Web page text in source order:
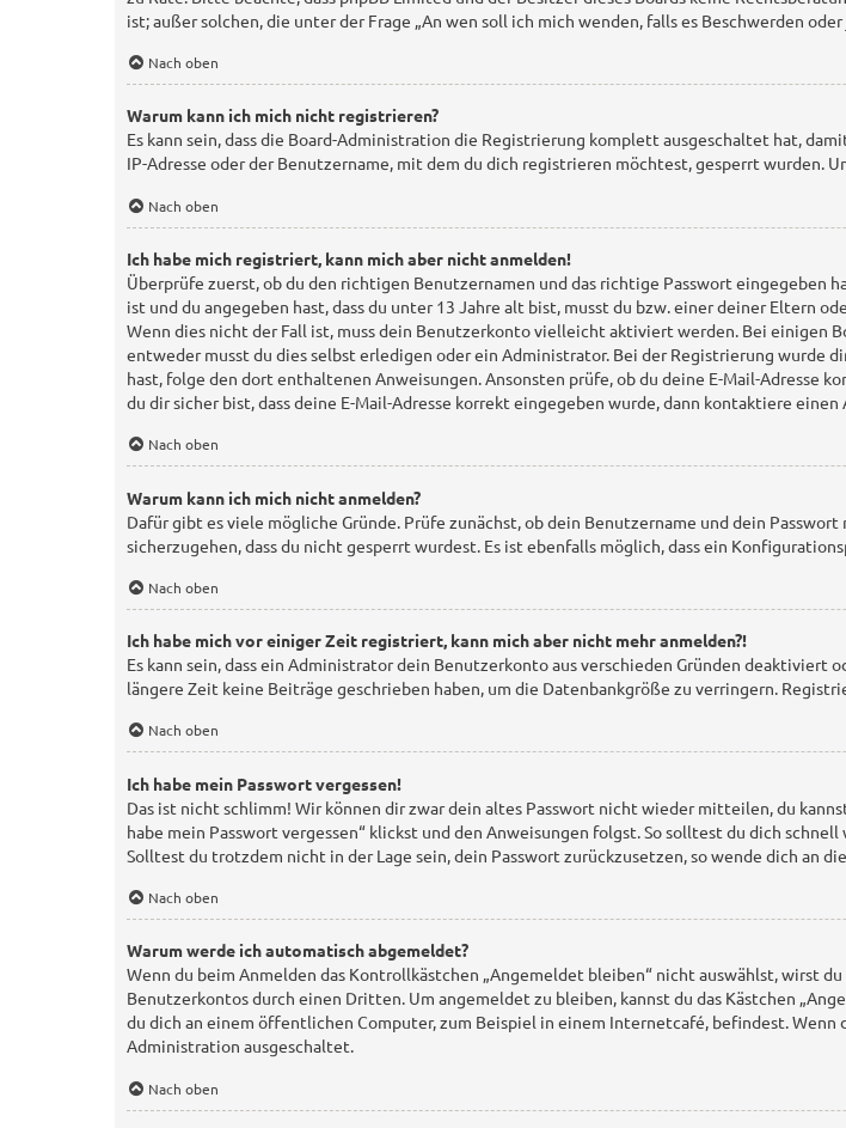
ist; außer solchen, die unter der Frage „An wen soll ich mich wenden, falls es Beschwerden
Nach oben
Warum kann ich mich nicht registrieren?
Es kann sein, dass die Board-Administration die Registrierung komplett ausgeschaltet hat,
IP-Adresse oder der Benutzername, mit dem du dich registrieren möchtest, gesperrt wurden.
Nach oben
Ich habe mich registriert, kann mich aber nicht anmelden!
Überprüfe zuerst, ob du den richtigen Benutzernamen und das richtige Passwort eingegeben
ist und du angegeben hast, dass du unter 13 Jahre alt bist, musst du bzw. einer deiner Eltern
Wenn dies nicht der Fall ist, muss dein Benutzerkonto vielleicht aktiviert werden. Bei einigen
entweder musst du dies selbst erledigen oder ein Administrator. Bei der Registrierung
hast, folge den dort enthaltenen Anweisungen. Ansonsten prüfe, ob du deine E-Mail-Adresse
du dir sicher bist, dass deine E-Mail-Adresse korrekt eingegeben wurde, dann kontaktiere
Nach oben
Warum kann ich mich nicht anmelden?
Dafür gibt es viele mögliche Gründe. Prüfe zunächst, ob dein Benutzername und dein
sicherzugehen, dass du nicht gesperrt wurdest. Es ist ebenfalls möglich, dass ein
Nach oben
Ich habe mich vor einiger Zeit registriert, kann mich aber nicht mehr anmelden?!
Es kann sein, dass ein Administrator dein Benutzerkonto aus verschieden Gründen
längere Zeit keine Beiträge geschrieben haben, um die Datenbankgröße zu verringern.
Nach oben
Ich habe mein Passwort vergessen!
Das ist nicht schlimm! Wir können dir zwar dein altes Passwort nicht wieder mitteilen, du
habe mein Passwort vergessen“ klickst und den Anweisungen folgst. So solltest du dich
Solltest du trotzdem nicht in der Lage sein, dein Passwort zurückzusetzen, so wende dich an
Nach oben
Warum werde ich automatisch abgemeldet?
Wenn du beim Anmelden das Kontrollkästchen „Angemeldet bleiben“ nicht auswählst, wirst
Benutzerkontos durch einen Dritten. Um angemeldet zu bleiben, kannst du das Kästchen
du dich an einem öffentlichen Computer, zum Beispiel in einem Internetcafé, befindest.
Administration ausgeschaltet.
Nach oben